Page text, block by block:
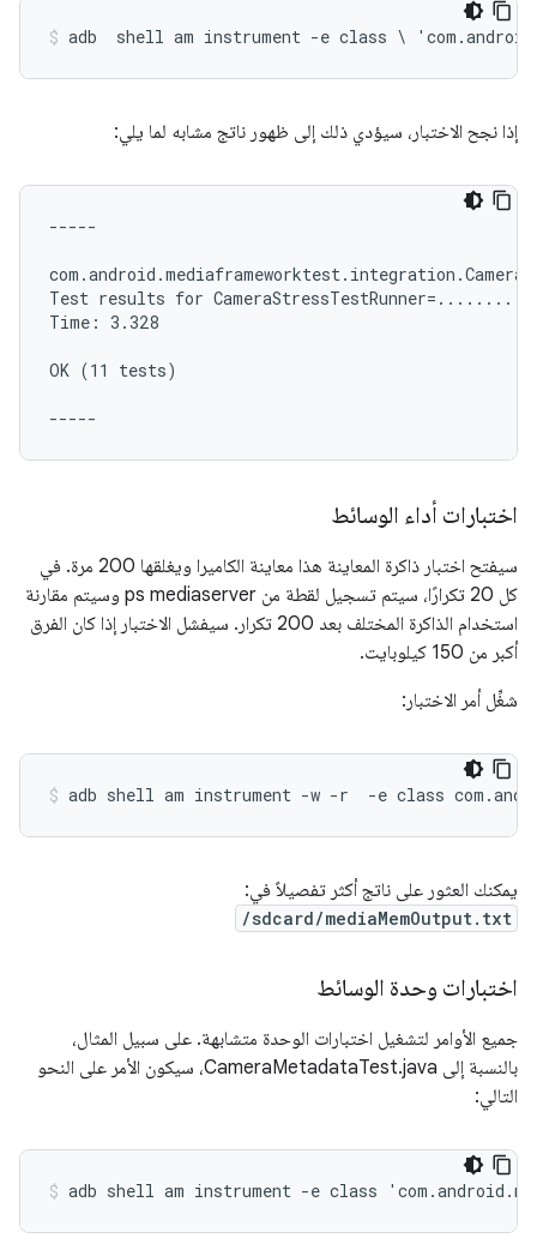
adb  shell am instrument -e class \
إذا نجح الاختبار، سيؤدي ذلك إلى ظهور ناتج مشابه لما يلي:
-----
Test results for
Time: 3.328
OK (11 tests)
اختبارات أداء الوسائط
سيفتح اختبار ذاكرة المعاينة هذا معاينة الكاميرا ويغلقها 200 مرة. في
كل 20 تكرارًا، سيتم تسجيل لقطة من ps mediaserver وسيتم مقارنة
استخدام الذاكرة المختلف بعد 200 تكرار. سيفشل الاختبار إذا كان الفرق
أكبر من 150 كيلوبايت.
شغِّل أمر الاختبار:
يمكنك العثور على ناتج أكثر تفصيلاً في:
/sdcard/mediaMemOutput.txt
اختبارات وحدة الوسائط
جميع الأوامر لتشغيل اختبارات الوحدة متشابهة. على سبيل المثال،
بالنسبة إلى CameraMetadataTest.java، سيكون الأمر على النحو
التالي: